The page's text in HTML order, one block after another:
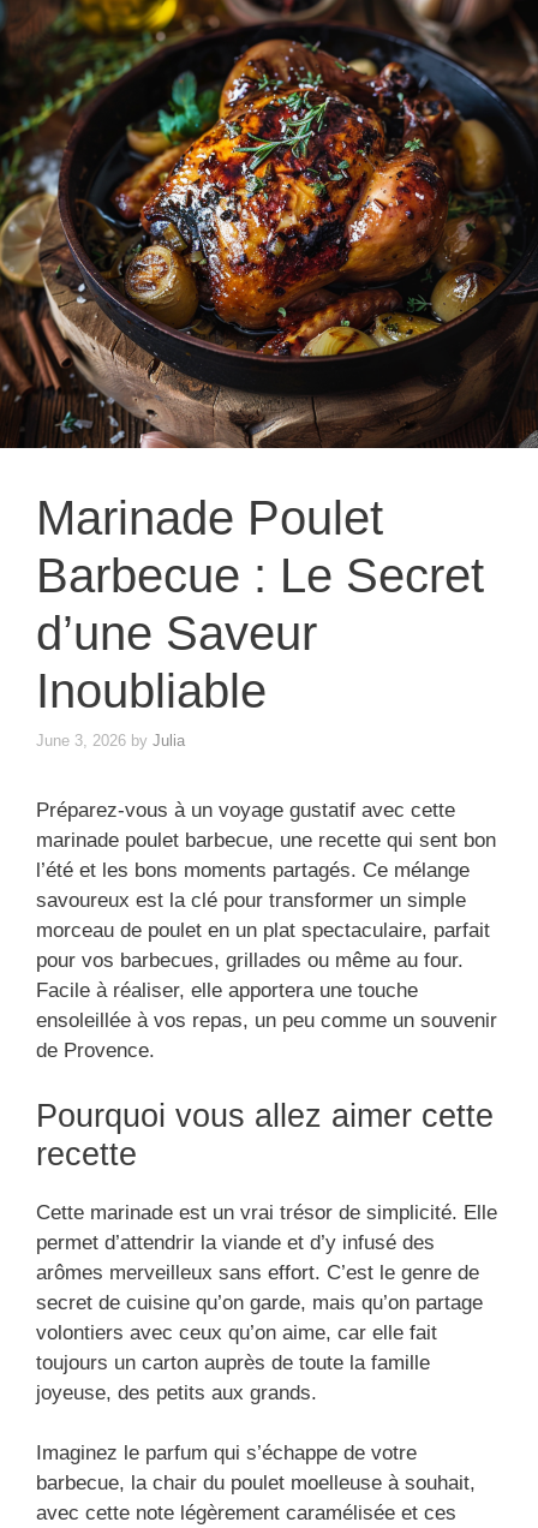
Marinade Poulet
Barbecue : Le Secret
d’une Saveur
Inoubliable
June 3, 2026 by Julia
Préparez-vous à un voyage gustatif avec cette
marinade poulet barbecue, une recette qui sent bon
l’été et les bons moments partagés. Ce mélange
savoureux est la clé pour transformer un simple
morceau de poulet en un plat spectaculaire, parfait
pour vos barbecues, grillades ou même au four.
Facile à réaliser, elle apportera une touche
ensoleillée à vos repas, un peu comme un souvenir
de Provence.
Pourquoi vous allez aimer cette
recette
Cette marinade est un vrai trésor de simplicité. Elle
permet d’attendrir la viande et d’y infusé des
arômes merveilleux sans effort. C’est le genre de
secret de cuisine qu’on garde, mais qu’on partage
volontiers avec ceux qu’on aime, car elle fait
toujours un carton auprès de toute la famille
joyeuse, des petits aux grands.
Imaginez le parfum qui s’échappe de votre
barbecue, la chair du poulet moelleuse à souhait,
avec cette note légèrement caramélisée et ces